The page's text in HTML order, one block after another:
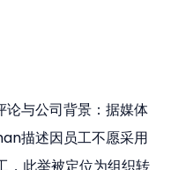
与公司背景：据媒体
描述因员工不愿采用